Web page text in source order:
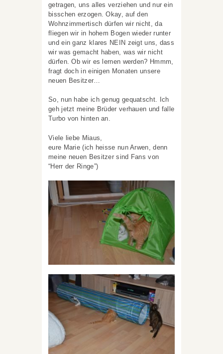
getragen, uns alles verziehen und nur ein
bisschen erzogen. Okay, auf den
Wohnzimmertisch dürfen wir nicht, da
fliegen wir in hohem Bogen wieder runter
und ein ganz klares NEIN zeigt uns, dass
wir was gemacht haben, was wir nicht
dürfen. Ob wir es lernen werden? Hmmm,
fragt doch in einigen Monaten unsere
neuen Besitzer…
So, nun habe ich genug gequatscht. Ich
geh jetzt meine Brüder verhauen und falle
Turbo von hinten an.
Viele liebe Miaus,
eure Marie (ich heisse nun Arwen, denn
meine neuen Besitzer sind Fans von
“Herr der Ringe”)